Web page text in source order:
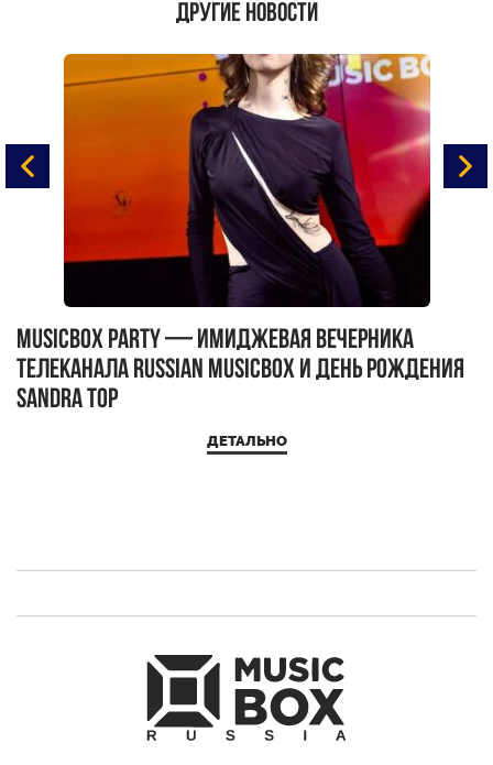
Другие новости
MUSICBOX PARTY — имиджевая вечерника
телеканала RUSSIAN MUSICBOX и день рождения
Sandra Top
ДЕТАЛЬНО